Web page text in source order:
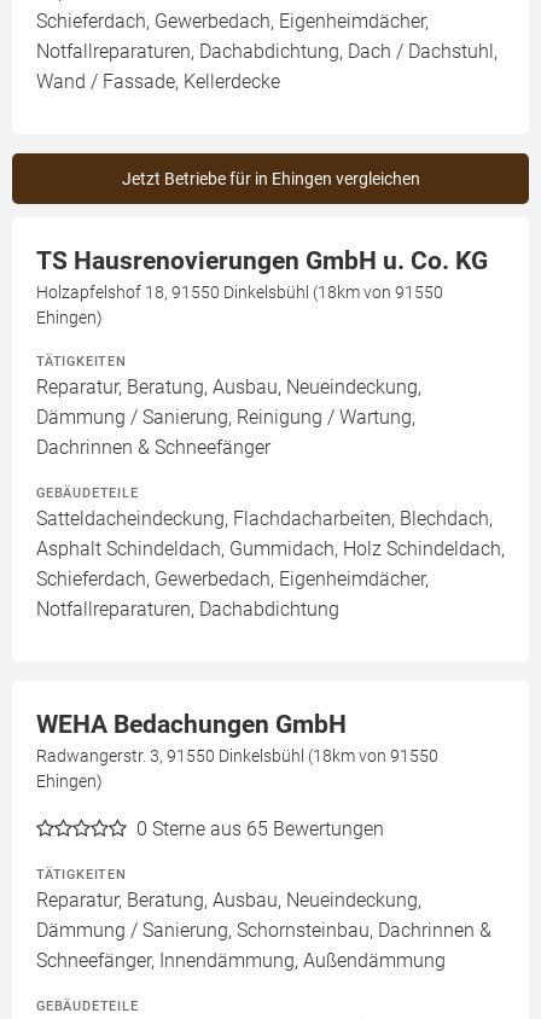
Schieferdach, Gewerbedach, Eigenheimdächer,
Notfallreparaturen, Dachabdichtung, Dach / Dachstuhl,
Wand / Fassade, Kellerdecke
Jetzt Betriebe für in Ehingen vergleichen
TS Hausrenovierungen GmbH u. Co. KG
Holzapfelshof 18, 91550 Dinkelsbühl (18km von 91550
Ehingen)
TÄTIGKEITEN
Reparatur, Beratung, Ausbau, Neueindeckung,
Dämmung / Sanierung, Reinigung / Wartung,
Dachrinnen & Schneefänger
GEBÄUDETEILE
Satteldacheindeckung, Flachdacharbeiten, Blechdach,
Asphalt Schindeldach, Gummidach, Holz Schindeldach,
Schieferdach, Gewerbedach, Eigenheimdächer,
Notfallreparaturen, Dachabdichtung
WEHA Bedachungen GmbH
Radwangerstr. 3, 91550 Dinkelsbühl (18km von 91550
Ehingen)
0 Sterne aus 65 Bewertungen
TÄTIGKEITEN
Reparatur, Beratung, Ausbau, Neueindeckung,
Dämmung / Sanierung, Schornsteinbau, Dachrinnen &
Schneefänger, Innendämmung, Außendämmung
GEBÄUDETEILE